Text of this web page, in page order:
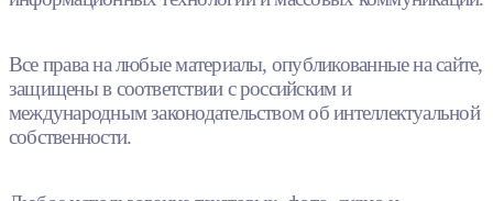
Все права на любые материалы, опубликованные на сайте,
защищены в соответствии с российским и
международным законодательством об интеллектуальной
собственности.